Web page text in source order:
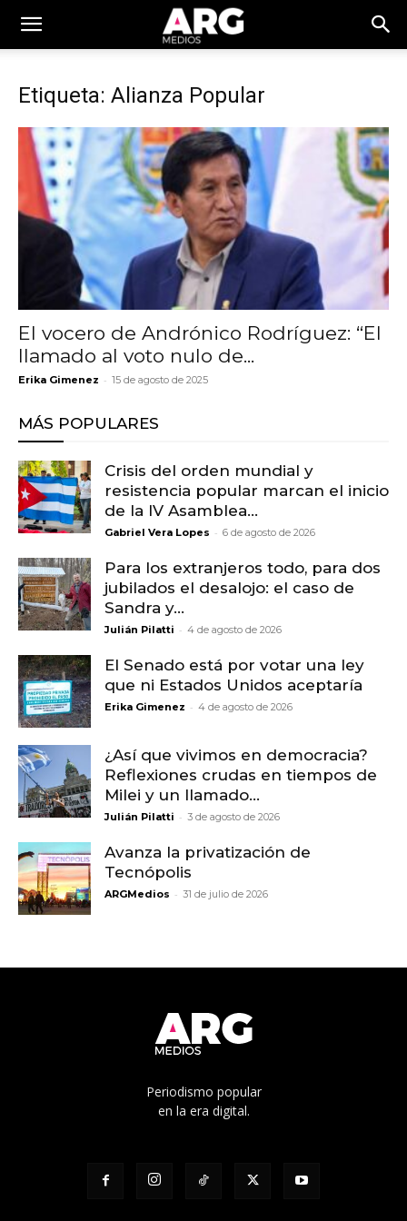
Etiqueta: Alianza Popular
El vocero de Andrónico Rodríguez: “El
llamado al voto nulo de...
Erika Gimenez - 15 de agosto de 2025
MÁS POPULARES
Crisis del orden mundial y
resistencia popular marcan el inicio
de la IV Asamblea...
Gabriel Vera Lopes - 6 de agosto de 2026
Para los extranjeros todo, para dos
jubilados el desalojo: el caso de
Sandra y...
Julián Pilatti - 4 de agosto de 2026
El Senado está por votar una ley
que ni Estados Unidos aceptaría
Erika Gimenez - 4 de agosto de 2026
¿Así que vivimos en democracia?
Reflexiones crudas en tiempos de
Milei y un llamado...
Julián Pilatti - 3 de agosto de 2026
Avanza la privatización de
Tecnópolis
ARGMedios - 31 de julio de 2026
Periodismo popular
en la era digital.